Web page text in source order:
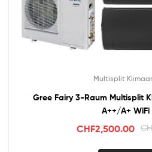
Multisplit
Gree Fairy 3-Raum Multisplit
A++/A+ WiFi
CHF2,500.00